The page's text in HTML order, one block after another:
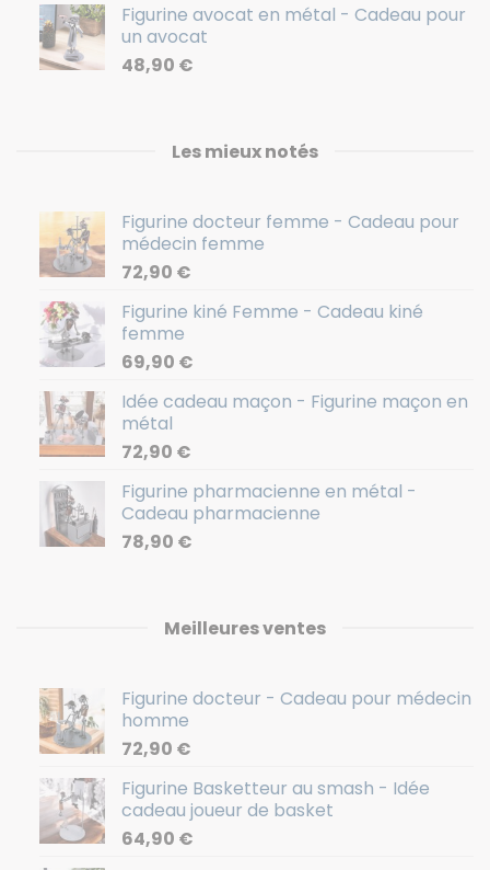
Figurine avocat en métal - Cadeau pour
un avocat
48,90 €
Les mieux notés
Figurine docteur femme - Cadeau pour
médecin femme
72,90 €
Figurine kiné Femme - Cadeau kiné
femme
69,90 €
Idée cadeau maçon - Figurine maçon en
métal
72,90 €
Figurine pharmacienne en métal -
Cadeau pharmacienne
78,90 €
Meilleures ventes
Figurine docteur - Cadeau pour médecin
homme
72,90 €
Figurine Basketteur au smash - Idée
cadeau joueur de basket
64,90 €